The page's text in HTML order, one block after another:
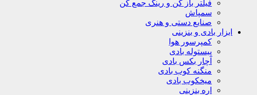
فیلتر باز کن و رینگ جمع کن
سمپاش
صنایع دستی و هنری
ابزار بادی و بنزینی
کمپرسور هوا
پیستوله بادی
آچار بکس بادی
منگنه کوب بادی
میخکوب بادی
اره بنزینی